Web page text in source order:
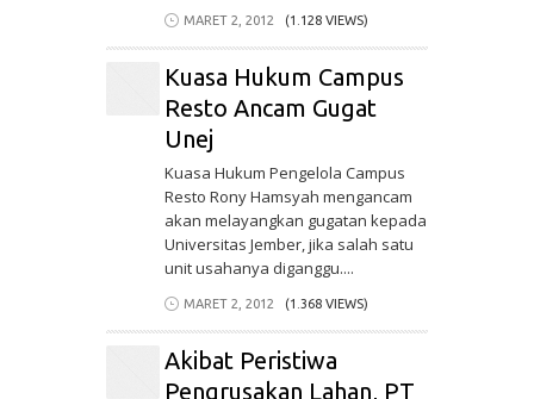
MARET 2, 2012 (1.128 VIEWS)
Kuasa Hukum Campus
Resto Ancam Gugat
Unej
Kuasa Hukum Pengelola Campus
Resto Rony Hamsyah mengancam
akan melayangkan gugatan kepada
Universitas Jember, jika salah satu
unit usahanya diganggu....
MARET 2, 2012 (1.368 VIEWS)
Akibat Peristiwa
Pengrusakan Lahan, PT